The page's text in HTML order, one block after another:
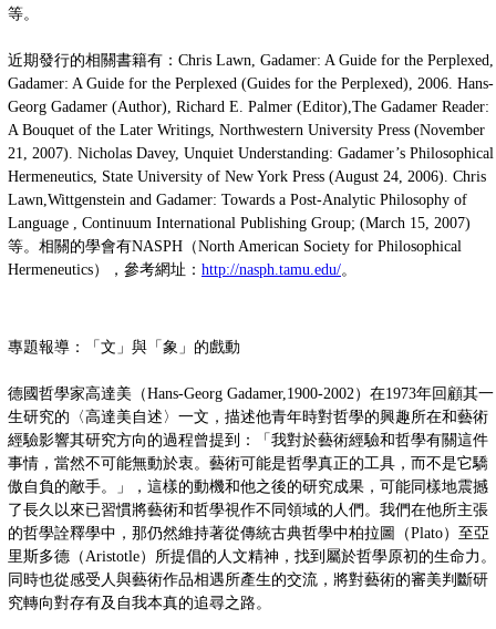
等。
近期發行的相關書籍有：Chris Lawn, Gadamer: A Guide for the Perplexed,
Gadamer: A Guide for the Perplexed (Guides for the Perplexed), 2006. Hans-
Georg Gadamer (Author), Richard E. Palmer (Editor),The Gadamer Reader:
A Bouquet of the Later Writings, Northwestern University Press (November
21, 2007). Nicholas Davey, Unquiet Understanding: Gadamer’s Philosophical
Hermeneutics, State University of New York Press (August 24, 2006). Chris
Lawn,Wittgenstein and Gadamer: Towards a Post-Analytic Philosophy of
Language , Continuum International Publishing Group; (March 15, 2007)
等。相關的學會有NASPH（North American Society for Philosophical
Hermeneutics），參考網址： http://nasph.tamu.edu/。
專題報導：「文」與「象」的戲動
德國哲學家高達美（Hans-Georg Gadamer,1900-2002）在1973年回顧其一
生研究的〈高達美自述〉一文，描述他青年時對哲學的興趣所在和藝術
經驗影響其研究方向的過程曾提到：「我對於藝術經驗和哲學有關這件
事情，當然不可能無動於衷。藝術可能是哲學真正的工具，而不是它驕
傲自負的敵手。」，這樣的動機和他之後的研究成果，可能同樣地震撼
了長久以來已習慣將藝術和哲學視作不同領域的人們。我們在他所主張
的哲學詮釋學中，那仍然維持著從傳統古典哲學中柏拉圖（Plato）至亞
里斯多德（Aristotle）所提倡的人文精神，找到屬於哲學原初的生命力。
同時也從感受人與藝術作品相遇所產生的交流，將對藝術的審美判斷研
究轉向對存有及自我本真的追尋之路。